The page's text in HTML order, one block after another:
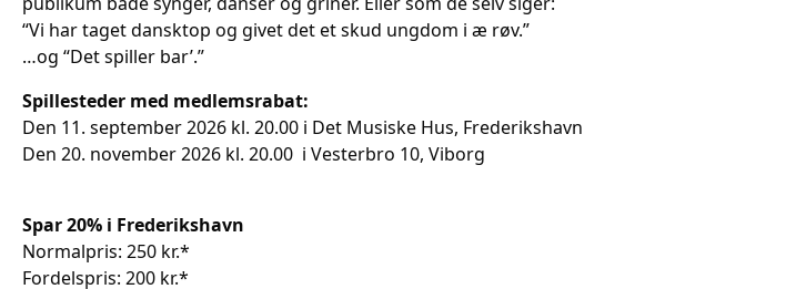
“Vi har taget dansktop og givet det et skud ungdom i æ røv.”
…og “Det spiller bar’.”
Spillesteder med medlemsrabat:
Den 11. september 2026 kl. 20.00 i Det Musiske Hus, Frederikshavn
Den 20. november 2026 kl. 20.00 i Vesterbro 10, Viborg
Spar 20% i Frederikshavn
Normalpris: 250 kr.*
Fordelspris: 200 kr.*